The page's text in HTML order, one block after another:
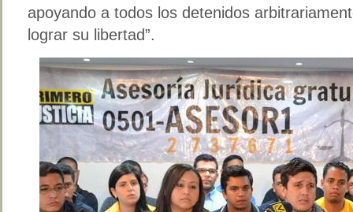
apoyando a todos los detenidos
lograr su libertad”.